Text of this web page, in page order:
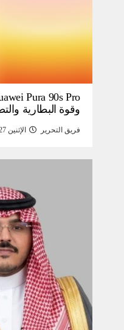
وقوة البطارية
فريق التحرير الإثنين 27 يوليو 3:55 م